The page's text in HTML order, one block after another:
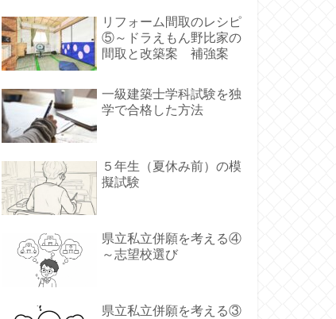
リフォーム間取のレシピ
⑤～ドラえもん野比家の
間取と改築案 補強案
一級建築士学科試験を独
学で合格した方法
５年生（夏休み前）の模
擬試験
県立私立併願を考える④
～志望校選び
県立私立併願を考える③